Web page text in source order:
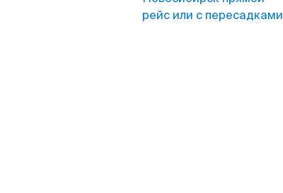
рейс или с пересадками